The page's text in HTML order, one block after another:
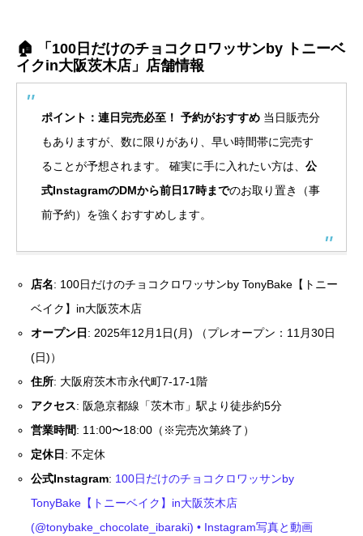
🏠 「100日だけのチョコクロワッサンby トニーベ
イクin大阪茨木店」店舗情報
ポイント：連日完売必至！ 予約がおすすめ 当日販売分
もありますが、数に限りがあり、早い時間帯に完売す
ることが予想されます。 確実に手に入れたい方は、 公
式InstagramのDMから前日17時までのお取り置き（事
前予約）を強くおすすめします。
店名: 100日だけのチョコクロワッサンby TonyBake【トニー
ベイク】in大阪茨木店
オープン日 : 2025年12月1日(月) （プレオープン：11月30日
(日)）
住所: 大阪府茨木市永代町7-17-1階
アクセス: 阪急京都線「茨木市」駅より徒歩約5分
営業時間: 11:00〜18:00（※完売次第終了）
定休日 : 不定休
公式Instagram: 100日だけのチョコクロワッサンby
TonyBake【トニーベイク】in大阪茨木店
(@tonybake_chocolate_ibaraki) • Instagram写真と動画